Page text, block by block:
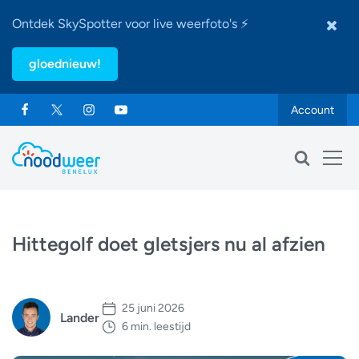
Ontdek SkySpotter voor live weerfoto's ⚡
gloednieuw!
Account
Hittegolf doet gletsjers nu al afzien
Lander
25 juni 2026
6 min. leestijd